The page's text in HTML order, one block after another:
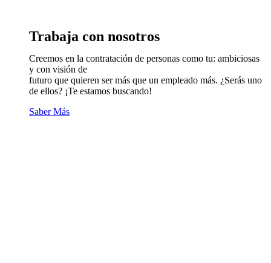
Trabaja con nosotros
Creemos en la contratación de personas como tu: ambiciosas
y con visión de
futuro que quieren ser más que un empleado más. ¿Serás uno
de ellos? ¡Te estamos buscando!
Saber Más